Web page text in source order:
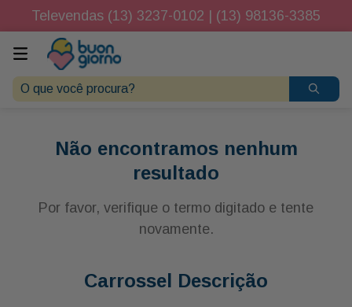
Televendas (13) 3237-0102 | (13) 98136-3385
O que você procura?
Não encontramos nenhum
resultado
Por favor, verifique o termo digitado e tente
novamente.
Carrossel Descrição